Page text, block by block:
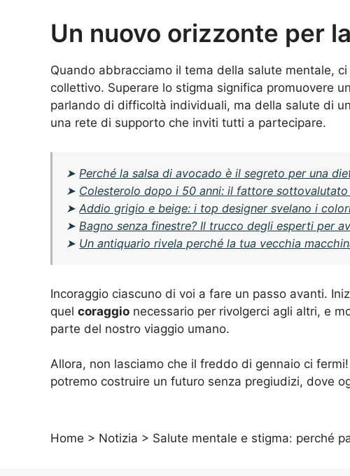
Un nuovo orizzonte per
Quando abbracciamo il tema della salute mentale,
collettivo. Superare lo stigma significa promuovere
parlando di difficoltà individuali, ma della salute di
una rete di supporto che inviti tutti a partecipare.
➤ Perché la salsa di avocado è il segreto per una
➤ Colesterolo dopo i 50 anni: il fattore sottovalutato
➤Addio grigio e beige: i top designer svelano i
➤ Bagno senza finestre? Il trucco degli esperti per
➤ Un antiquario rivela perché la tua vecchia
Incoraggio ciascuno di voi a fare un passo avanti.
quel coraggio necessario per rivolgerci agli altri, e
parte del nostro viaggio umano.
Allora, non lasciamo che il freddo di gennaio ci
potremo costruire un futuro senza pregiudizi, dove
Home > Notizia > Salute mentale e stigma: perché